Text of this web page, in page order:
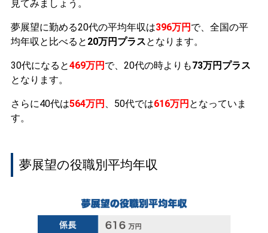
見てみましょう。
夢展望に勤める20代の平均年収は396万円 で、全国の平
均年収と比べると 20万円プラスとなります。
30代になると469万円 で、20代の時よりも73万円プラス
となります。
さらに40代は564万円 、50代では616万円 となっていま
す。
夢展望の役職別平均年収